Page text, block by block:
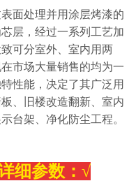
面处理并用涂层烤漆的
层，经过一系列工艺加
可分室外、室内用两
市场大量销售的均为一
性能，决定了其广泛用
、旧楼改造翻新、室内
台架、净化防尘工程。
细参数：√